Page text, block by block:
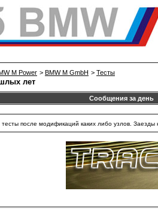
M Power > BMW M GmbH > Тесты
лет
Сообщения за день
после модификаций каких либо узлов. Заезды